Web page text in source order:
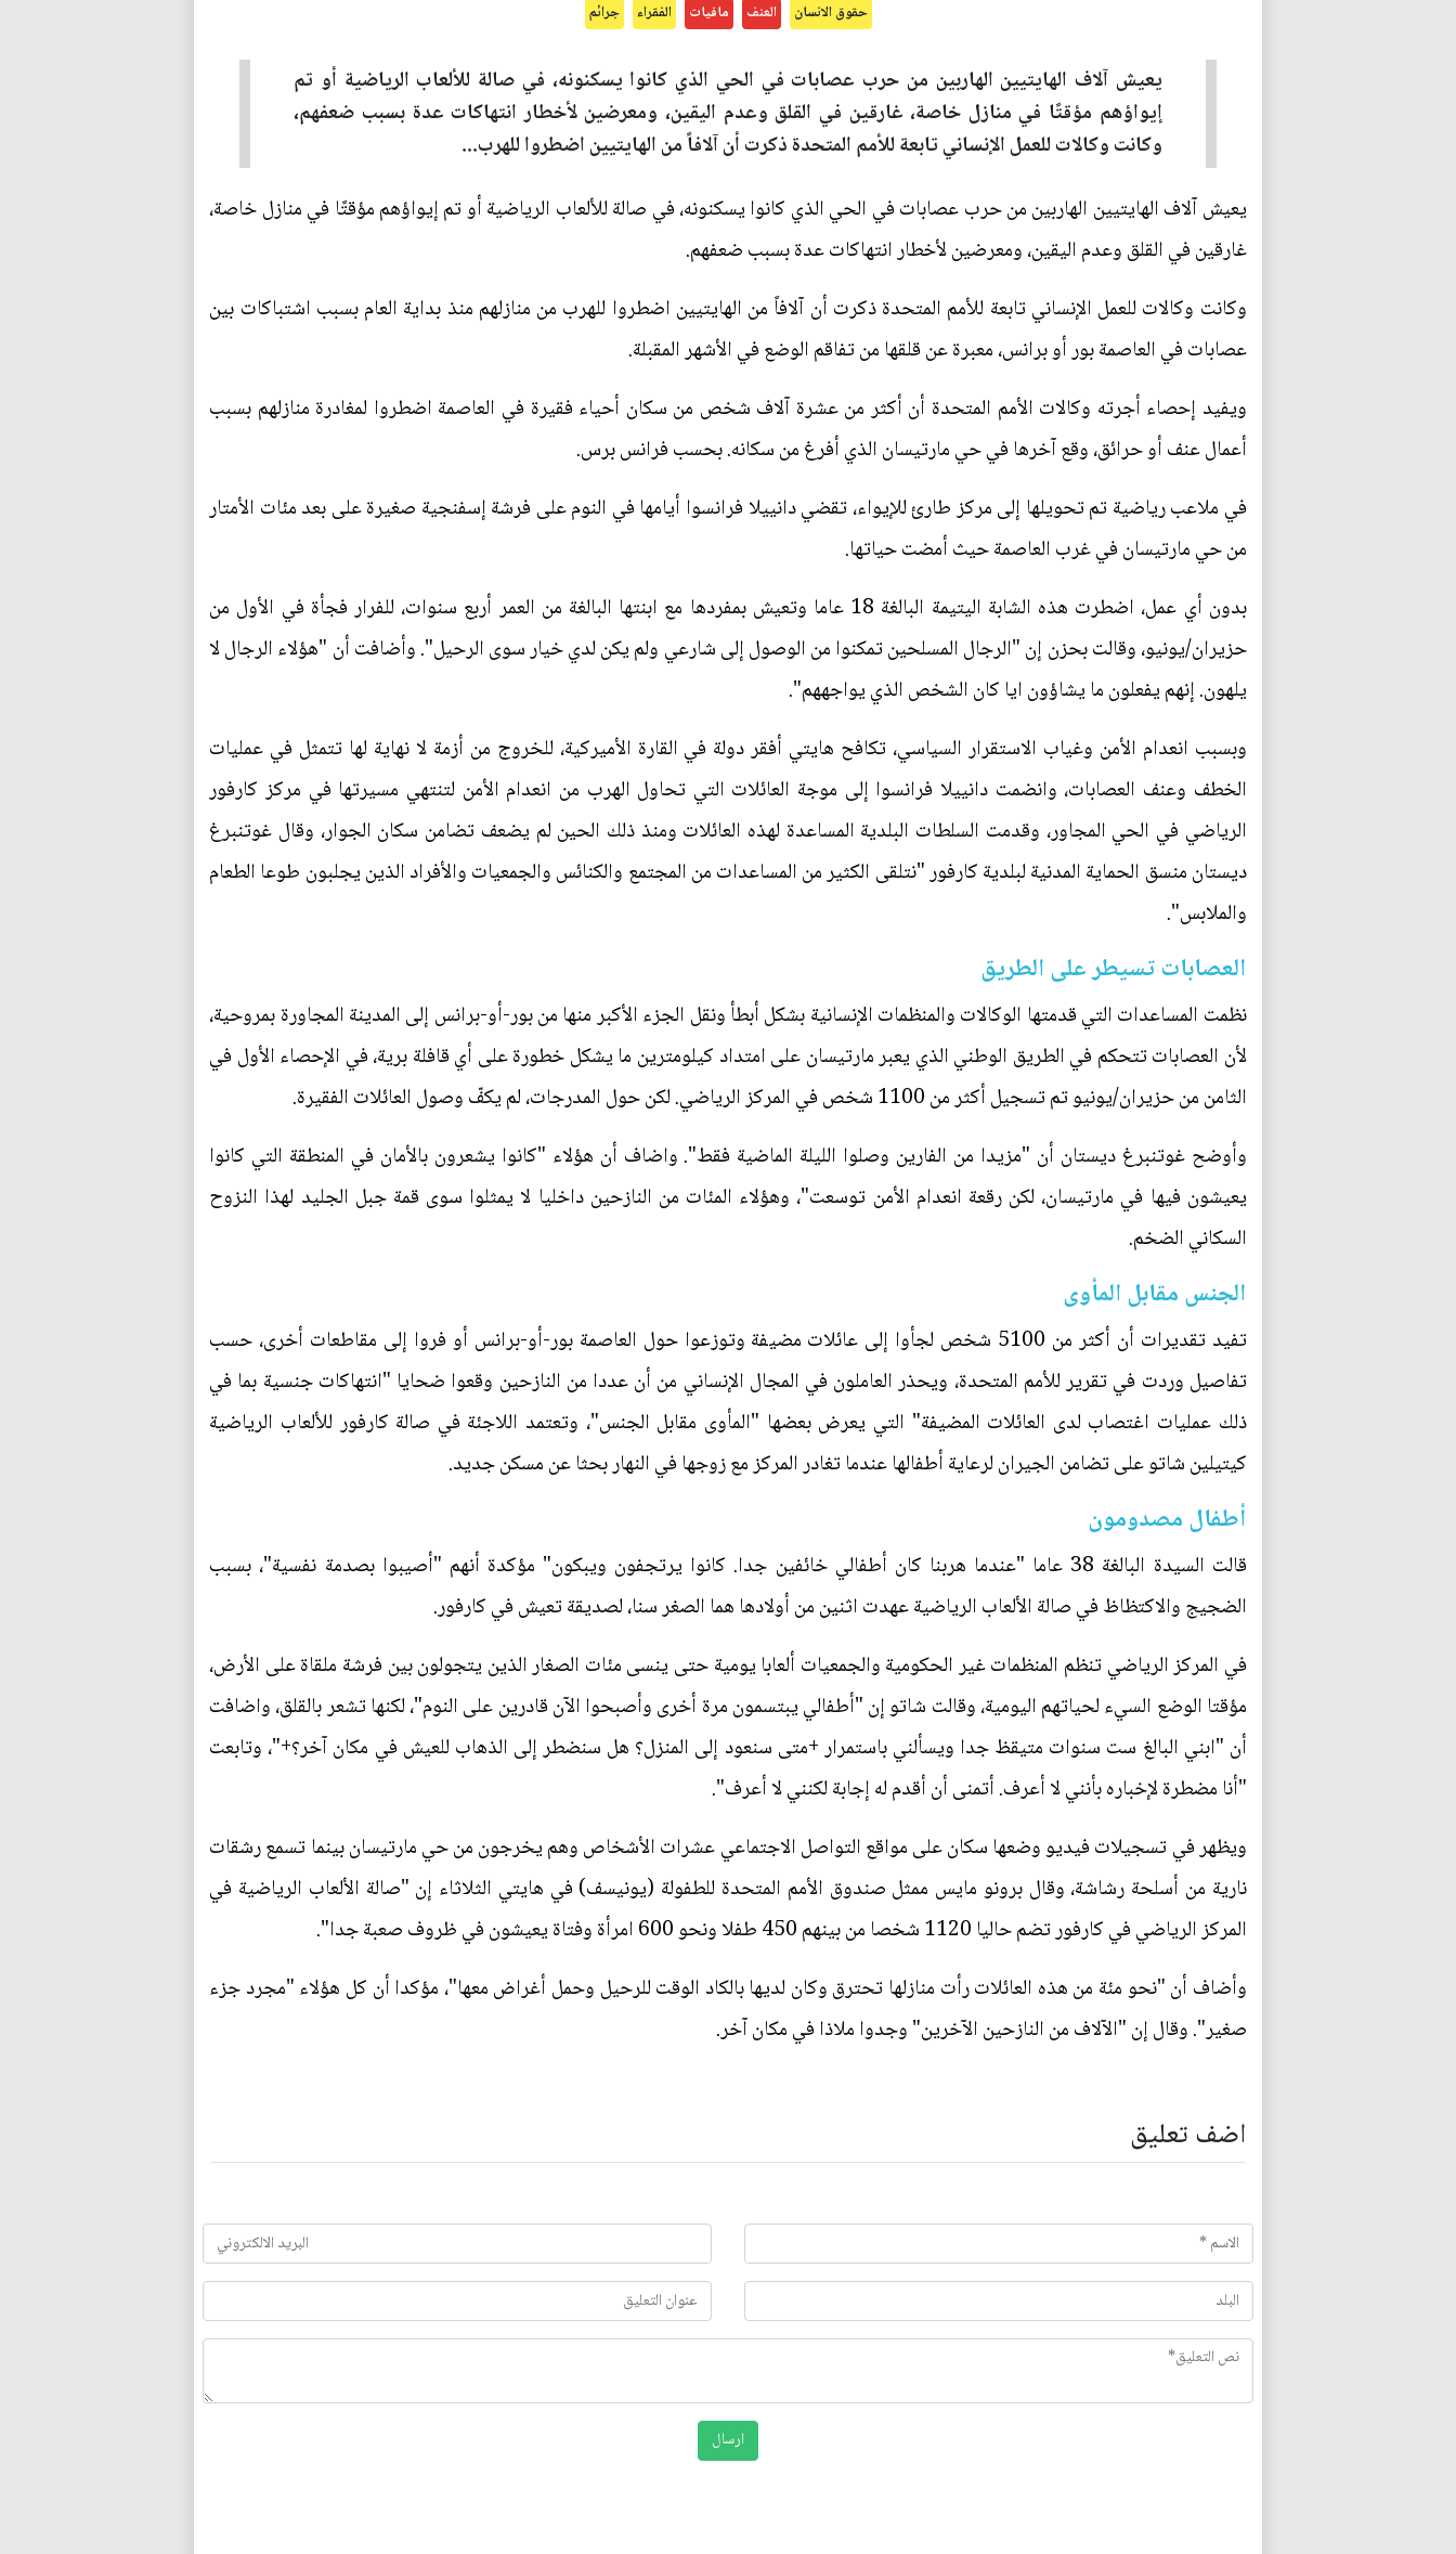
حقوق الانسان العنف مافيات الفقراء جرائم
يعيش آلاف الهايتيين الهاربين من حرب عصابات في الحي الذي كانوا يسكنونه، في صالة للألعاب الرياضية أو تم
إيواؤهم مؤقتًا في منازل خاصة، غارقين في القلق وعدم اليقين، ومعرضين لأخطار انتهاكات عدة بسبب ضعفهم،
وكانت وكالات للعمل الإنساني تابعة للأمم المتحدة ذكرت أن آلافاً من الهايتيين اضطروا للهرب...
يعيش آلاف الهايتيين الهاربين من حرب عصابات في الحي الذي كانوا يسكنونه، في صالة للألعاب الرياضية أو تم إيواؤهم مؤقتًا في منازل خاصة،
غارقين في القلق وعدم اليقين، ومعرضين لأخطار انتهاكات عدة بسبب ضعفهم.
وكانت وكالات للعمل الإنساني تابعة للأمم المتحدة ذكرت أن آلافاً من الهايتيين اضطروا للهرب من منازلهم منذ بداية العام بسبب اشتباكات بين
عصابات في العاصمة بور أو برانس، معبرة عن قلقها من تفاقم الوضع في الأشهر المقبلة.
ويفيد إحصاء أجرته وكالات الأمم المتحدة أن أكثر من عشرة آلاف شخص من سكان أحياء فقيرة في العاصمة اضطروا لمغادرة منازلهم بسبب
أعمال عنف أو حرائق، وقع آخرها في حي مارتيسان الذي أفرغ من سكانه. بحسب فرانس برس.
في ملاعب رياضية تم تحويلها إلى مركز طارئ للإيواء، تقضي دانييلا فرانسوا أيامها في النوم على فرشة إسفنجية صغيرة على بعد مئات الأمتار
من حي مارتيسان في غرب العاصمة حيث أمضت حياتها.
بدون أي عمل، اضطرت هذه الشابة اليتيمة البالغة 18 عاما وتعيش بمفردها مع ابنتها البالغة من العمر أربع سنوات، للفرار فجأة في الأول من
حزيران/يونيو، وقالت بحزن إن "الرجال المسلحين تمكنوا من الوصول إلى شارعي ولم يكن لدي خيار سوى الرحيل". وأضافت أن "هؤلاء الرجال لا
يلهون. إنهم يفعلون ما يشاؤون ايا كان الشخص الذي يواجههم".
وبسبب انعدام الأمن وغياب الاستقرار السياسي، تكافح هايتي أفقر دولة في القارة الأميركية، للخروج من أزمة لا نهاية لها تتمثل في عمليات
الخطف وعنف العصابات، وانضمت دانييلا فرانسوا إلى موجة العائلات التي تحاول الهرب من انعدام الأمن لتنتهي مسيرتها في مركز كارفور
الرياضي في الحي المجاور، وقدمت السلطات البلدية المساعدة لهذه العائلات ومنذ ذلك الحين لم يضعف تضامن سكان الجوار، وقال غوتنبرغ
ديستان منسق الحماية المدنية لبلدية كارفور "نتلقى الكثير من المساعدات من المجتمع والكنائس والجمعيات والأفراد الذين يجلبون طوعا الطعام
والملابس".
العصابات تسيطر على الطريق
نظمت المساعدات التي قدمتها الوكالات والمنظمات الإنسانية بشكل أبطأ ونقل الجزء الأكبر منها من بور-أو-برانس إلى المدينة المجاورة بمروحية،
لأن العصابات تتحكم في الطريق الوطني الذي يعبر مارتيسان على امتداد كيلومترين ما يشكل خطورة على أي قافلة برية، في الإحصاء الأول في
الثامن من حزيران/يونيو تم تسجيل أكثر من 1100 شخص في المركز الرياضي. لكن حول المدرجات، لم يكفّ وصول العائلات الفقيرة.
وأوضح غوتنبرغ ديستان أن "مزيدا من الفارين وصلوا الليلة الماضية فقط". واضاف أن هؤلاء "كانوا يشعرون بالأمان في المنطقة التي كانوا
يعيشون فيها في مارتيسان، لكن رقعة انعدام الأمن توسعت"، وهؤلاء المئات من النازحين داخليا لا يمثلوا سوى قمة جبل الجليد لهذا النزوح
السكاني الضخم.
الجنس مقابل المأوى
تفيد تقديرات أن أكثر من 5100 شخص لجأوا إلى عائلات مضيفة وتوزعوا حول العاصمة بور-أو-برانس أو فروا إلى مقاطعات أخرى، حسب
تفاصيل وردت في تقرير للأمم المتحدة، ويحذر العاملون في المجال الإنساني من أن عددا من النازحين وقعوا ضحايا "انتهاكات جنسية بما في
ذلك عمليات اغتصاب لدى العائلات المضيفة" التي يعرض بعضها "المأوى مقابل الجنس"، وتعتمد اللاجئة في صالة كارفور للألعاب الرياضية
كيتيلين شاتو على تضامن الجيران لرعاية أطفالها عندما تغادر المركز مع زوجها في النهار بحثا عن مسكن جديد.
أطفال مصدومون
قالت السيدة البالغة 38 عاما "عندما هربنا كان أطفالي خائفين جدا. كانوا يرتجفون ويبكون" مؤكدة أنهم "أصيبوا بصدمة نفسية"، بسبب
الضجيج والاكتظاظ في صالة الألعاب الرياضية عهدت اثنين من أولادها هما الصغر سنا، لصديقة تعيش في كارفور.
في المركز الرياضي تنظم المنظمات غير الحكومية والجمعيات ألعابا يومية حتى ينسى مئات الصغار الذين يتجولون بين فرشة ملقاة على الأرض،
مؤقتا الوضع السيء لحياتهم اليومية، وقالت شاتو إن "أطفالي يبتسمون مرة أخرى وأصبحوا الآن قادرين على النوم"، لكنها تشعر بالقلق، واضافت
أن "ابني البالغ ست سنوات متيقظ جدا ويسألني باستمرار +متى سنعود إلى المنزل؟ هل سنضطر إلى الذهاب للعيش في مكان آخر؟+"، وتابعت
"أنا مضطرة لإخباره بأنني لا أعرف. أتمنى أن أقدم له إجابة لكنني لا أعرف".
ويظهر في تسجيلات فيديو وضعها سكان على مواقع التواصل الاجتماعي عشرات الأشخاص وهم يخرجون من حي مارتيسان بينما تسمع رشقات
نارية من أسلحة رشاشة، وقال برونو مايس ممثل صندوق الأمم المتحدة للطفولة (يونيسف) في هايتي الثلاثاء إن "صالة الألعاب الرياضية في
المركز الرياضي في كارفور تضم حاليا 1120 شخصا من بينهم 450 طفلا ونحو 600 امرأة وفتاة يعيشون في ظروف صعبة جدا".
وأضاف أن "نحو مئة من هذه العائلات رأت منازلها تحترق وكان لديها بالكاد الوقت للرحيل وحمل أغراض معها"، مؤكدا أن كل هؤلاء "مجرد جزء
صغير". وقال إن "الآلاف من النازحين الآخرين" وجدوا ملاذا في مكان آخر.
اضف تعليق